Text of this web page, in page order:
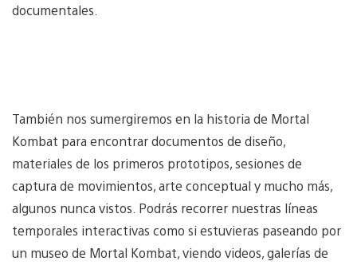
documentales.
También nos sumergiremos en la historia de Mortal
Kombat para encontrar documentos de diseño,
materiales de los primeros prototipos, sesiones de
captura de movimientos, arte conceptual y mucho más,
algunos nunca vistos. Podrás recorrer nuestras líneas
temporales interactivas como si estuvieras paseando por
un museo de Mortal Kombat, viendo videos, galerías de